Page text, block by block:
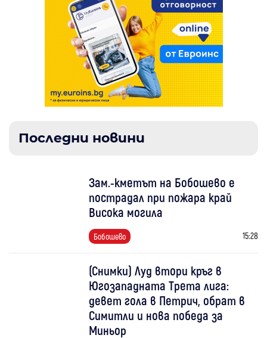
Последни новини
Зам.-кметът на Бобошево е
пострадал при пожара край
Висока могила
Бобошево 15:28
(Снимки) Луд втори кръг в
Югозападната Трета лига:
девет гола в Петрич, обрат в
Симитли и нова победа за
Миньор